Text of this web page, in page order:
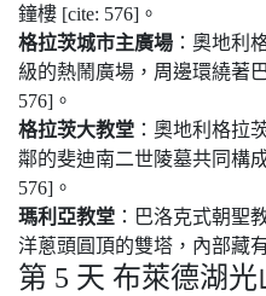
鐘樓 [cite: 576]。
格拉茨城市主廣場 ：奧地利
級的熱鬧廣場，周邊環繞著
576]。
格拉茨大教堂 ：奧地利格拉
鄰的斐迪南二世陵墓共同構
576]。
瑪利亞教堂 ：巴洛克式朝聖
洋蔥頭圓頂的雙塔，內部藏
第 5 天 布萊德湖